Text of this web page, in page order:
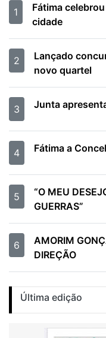
1
Fátima
cidade
2
Lançado
novo quartel
3 Junta
4 Fátima a
5
“O MEU
GUERRAS”
6
AMORIM
DIREÇÃO
Última edição